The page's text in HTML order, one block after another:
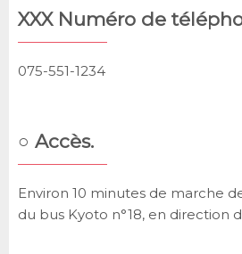
XXX Numéro de
075-551-1234
○ Accès.
Environ 10 minutes de marche
du bus Kyoto n°18, en direction